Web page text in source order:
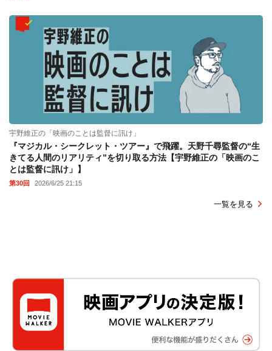
宇野維正の「映画のことは監督に訊け」
『マジカル・シークレット・ツアー』で飛躍。天野千尋監督の“生
きてる人間のリアリティ”を切り取る方法【宇野維正の「映画のこ
とは監督に訊け」】
第30回 2026/6/25 21:15
一覧を見る